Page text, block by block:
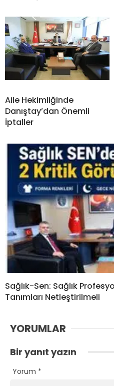
Aile Hekimliğinde
Danıştay’dan Önemli
İptaller
Sağlık-Sen: Sağlık
Tanımları Netleştirilmeli
YORUMLAR
Bir yanıt yazın
Yorum *